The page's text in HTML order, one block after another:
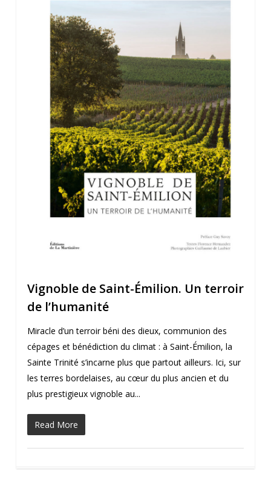
Vignoble de Saint-Émilion. Un terroir
de l’humanité
Miracle d’un terroir béni des dieux, communion des
cépages et bénédiction du climat : à Saint-Émilion, la
Sainte Trinité s’incarne plus que partout ailleurs. Ici, sur
les terres bordelaises, au cœur du plus ancien et du
plus prestigieux vignoble au...
Read More